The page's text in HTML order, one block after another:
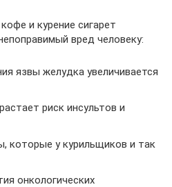
и курение сигарет
вред человеку:
язвы желудка увеличивается
риск инсультов и
которые у курильщиков и так
онкологических